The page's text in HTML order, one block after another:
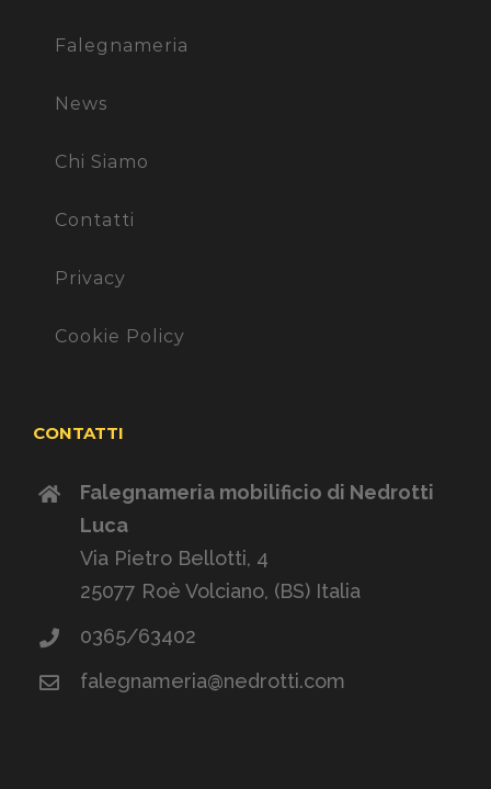
Falegnameria
News
Chi Siamo
Contatti
Privacy
Cookie Policy
CONTATTI
Falegnameria mobilificio di Nedrotti
Luca
Via Pietro Bellotti, 4
25077 Roè Volciano, (BS) Italia
0365/63402
falegnameria@nedrotti.com